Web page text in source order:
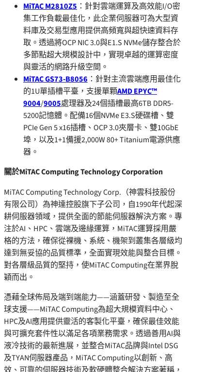
MiTAC M2810Z5 ：針對雲端運算及高效能I/O密
集工作負載最佳化，此企業伺服器可為大型資
料庫及交易型應用提供高頻寬與超快速資料存
取。透過將OCP NIC 3.0與E1.S NVMe儲存整合於
多節點超大規模設計中，實現卓越的運算密度
與靈活的網路升級空間。
MiTAC GS73-B8056 ：針對主流雲端應用最佳化
的1U單插槽平臺，支援單顆AMD EPYC™
9004/9005處理器及24個插槽最高6TB DDR5-
5200記憶體。配備16個NVMe E3.S硬碟槽、雙
PCIe Gen 5 x16插槽、OCP 3.0夾層卡、雙10GbE
埠，以及1+1備援2,000W 80+ Titanium電源供應
器。
關於MiTAC Computing Technology Corporation
MiTAC Computing Technology Corp.（神雲科技股份
有限公司）為神達控股旗下子公司，自1990年代起深
耕伺服器領域，提供全面的節能伺服器解決方案。專
注於AI、HPC、雲端及邊緣運算，MiTAC運算採用嚴
格的方法，確保從裸機、系統、機架到叢集各層級均
達到無妥協的品質標準，全面實現效能與整合目標。
對各層級品質的堅持，使MiTAC Computing在業界脫
穎而出。
憑藉全球佈局及端到端能力——涵蓋研發、製造至全
球支援——MiTAC Computing為超大規模資料中心、
HPC及AI應用提供靈活的客製化平臺，確保最佳效能
與可擴充套件性以滿足各項業務需求。透過善用AI與
液冷技術的最新進展，並整合MiTAC品牌與Intel DSG
及TYAN伺服器產品，MiTAC Computing以創新、高
效、可靠的伺服器技術及軟硬體整合解決方案著稱，